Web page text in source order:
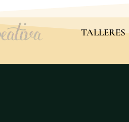
TALLERES